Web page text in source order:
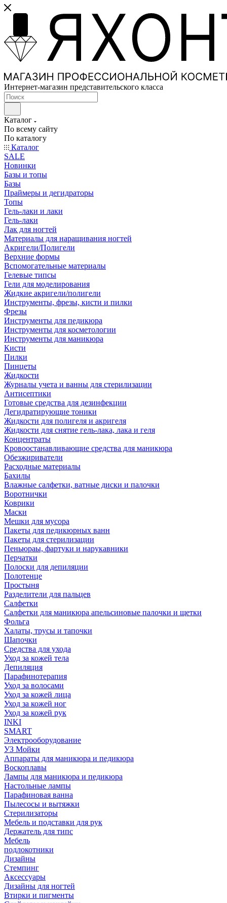
Интернет-магазин представительского класса
Каталог
По всему сайту
По каталогу
Каталог
SALE
Новинки
Базы и топы
Базы
Праймеры и дегидраторы
Топы
Гель-лаки и лаки
Гель-лаки
Лак для ногтей
Материалы для наращивания ногтей
Акригели/Полигели
Верхние формы
Вспомогательные материалы
Гелевые типсы
Гели для моделирования
Жидкие акригели/полигели
Инструменты, фрезы, кисти и пилки
Фрезы
Инструменты для педикюра
Инструменты для косметологии
Инструменты для маникюра
Кисти
Пилки
Пинцеты
Жидкости
Журналы учета и ванны для стерилизации
Антисептики
Готовые средства для дезинфекции
Дегидратирующие тоники
Жидкости для полигеля и акригеля
Жидкости для снятие гель-лака, лака и геля
Концентраты
Кровоостанавливающие средства для маникюра
Обезжириватели
Расходные материалы
Бахилы
Влажные салфетки, ватные диски и палочки
Воротнички
Коврики
Маски
Мешки для мусора
Пакеты для педикюрных ванн
Пакеты для стерилизации
Пеньюраы, фартуки и нарукавники
Перчатки
Полоски для депиляции
Полотенце
Простыня
Разделители для пальцев
Салфетки
Салфетки для маникюра апельсиновые палочки и щетки
Фольга
Халаты, трусы и тапочки
Шапочки
Средства для ухода
Уход за кожей тела
Депиляция
Парафинотерапия
Уход за волосами
Уход за кожей лица
Уход за кожей ног
Уход за кожей рук
INKI
SMART
Электрооборудование
УЗ Мойки
Аппараты для маникюра и педикюра
Воскоплавы
Лампы для маникюра и педикюра
Настольные лампы
Парафиновая ванна
Пылесосы и вытяжки
Стерилизаторы
Мебель и подставки для рук
Держатель для типс
Мебель
подлокотники
Дизайны
Стемпинг
Аксессуары
Дизайны для ногтей
Втирки и пигменты